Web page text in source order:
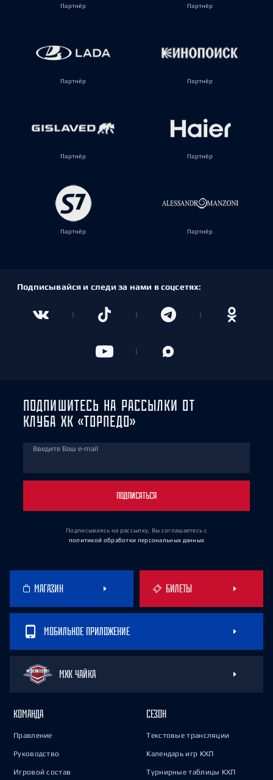
Партнёр Партнёр
Партнёр Партнёр
Партнёр Партнёр
Партнёр Партнёр
Подписывайся и следи за нами в соцсетях:
ПОДПИШИТЕСЬ НА РАССЫЛКИ ОТ
КЛУБА ХК «ТОРПЕДО»
Введите Ваш e-mail
ПОДПИСАТЬСЯ
Подписываясь на рассылку, Вы соглашаетесь с
политикой обработки персональных данных
МАГАЗИН БИЛЕТЫ
МОБИЛЬНОЕ ПРИЛОЖЕНИЕ
МХК ЧАЙКА
КОМАНДА
Правление
Руководство
Игровой состав
СЕЗОН
Текстовые трансляции
Календарь игр КХЛ
Турнирные таблицы КХЛ